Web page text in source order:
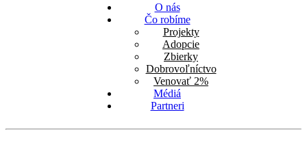
O nás
Čo robíme
Projekty
Adopcie
Zbierky
Dobrovoľníctvo
Venovať 2%
Médiá
Partneri